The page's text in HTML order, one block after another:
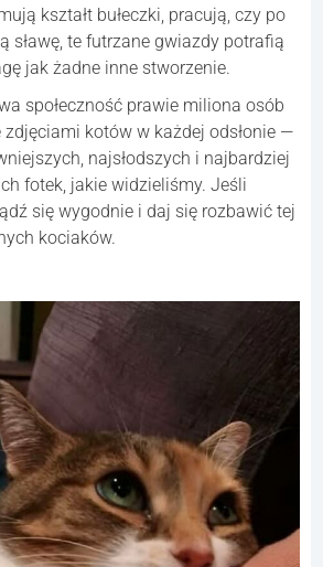
kształt bułeczki, pracują, czy po
sławę, te futrzane gwiazdy potrafią
jak żadne inne stworzenie.
społeczność prawie miliona osób
zdjęciami kotów w każdej odsłonie —
najsłodszych i najbardziej
fotek, jakie widzieliśmy. Jeśli
się wygodnie i daj się rozbawić tej
kociaków.